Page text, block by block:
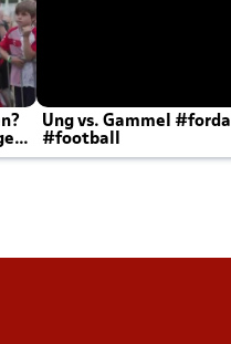
Ung vs. Gammel
#football